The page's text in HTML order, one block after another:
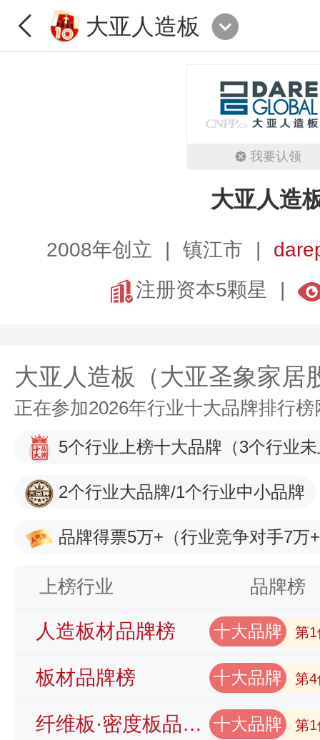
大亚人造板
我要认领
大亚人造
2008年创立 镇江市
注册资本5颗星
大亚人造板（大亚圣象家居
正在参加2026年行业十大品牌排行
5个行业上榜十大品牌 （3个行业
2个行业大品牌/1个行业中小品牌
品牌得票5万+ （行业竞争对手7万
上榜行业 品牌榜
人造板材品牌榜 十大品牌 第1
板材品牌榜 十大品牌 第4
纤维板·密度板品牌榜 十大品牌 第1